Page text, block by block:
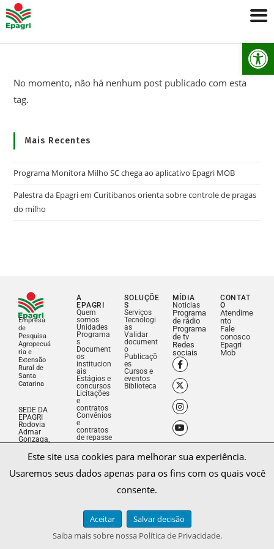
No momento, não há nenhum post publicado com esta
tag.
Mais Recentes
Programa Monitora Milho SC chega ao aplicativo Epagri MOB
Palestra da Epagri em Curitibanos orienta sobre controle de pragas
do milho
Empresa
de
Pesquisa
Agropecuá
ria e
Extensão
Rural de
Santa
Catarina
SEDE DA
EPAGRI
Rodovia
Admar
Gonzaga,
Itacorubi
Florianop
Brasil –
A
EPAGRI
Quem
somos
Unidades
Programa
s
Document
os
institucion
ais
Estágios e
concursos
Licitações
e
contratos
Convênios
e
contratos
de repasse
SOLUÇÕE
S
Serviços
Tecnologi
as
Validar
document
o
Publicaçõ
es
Cursos e
eventos
Biblioteca
MÍDIA
Noticias
Programa
de rádio
Programa
de tv
Redes
sociais
CONTAT
O
Atendime
nto
Fale
conosco
Epagri
Mob
Este site usa cookies para melhorar sua experiência.
Usaremos seus dados apenas para os fins com os quais você
consente.
Aceitar
Salvar decisão
Saiba mais sobre nossa Política de Privacidade.